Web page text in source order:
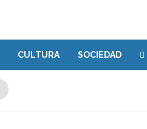
CULTURA SOCIEDAD